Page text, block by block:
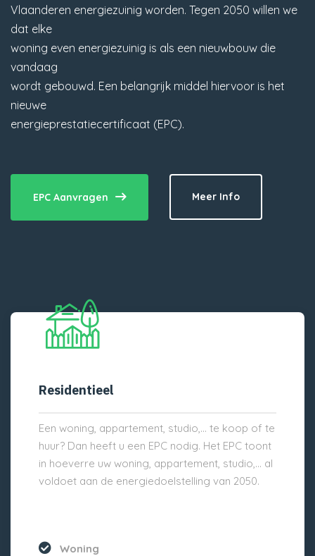
Vlaanderen energiezuinig worden. Tegen 2050 willen we
dat elke
woning even energiezuinig is als een nieuwbouw die
vandaag
wordt gebouwd. Een belangrijk middel hiervoor is het
nieuwe
energieprestatiecertificaat (EPC).
EPC Aanvragen Meer Info
Residentieel
Een woning, appartement, studio,… te koop of te
huur? Dan heeft u een EPC nodig. Het EPC toont
in hoeverre uw woning, appartement, studio,… al
voldoet aan de energiedoelstelling van 2050.
Woning